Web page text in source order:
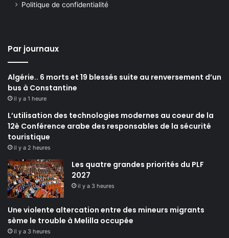
Politique de confidentialité
Par journaux
Algérie.. 6 morts et 19 blessés suite au renversement d’un
bus à Constantine
il y a 1 heure
L’utilisation des technologies modernes au coeur de la
12è Conférence arabe des responsables de la sécurité
touristique
il y a 2 heures
Les quatre grandes priorités du PLF
2027
il y a 3 heures
Une violente altercation entre des mineurs migrants
sème le trouble à Melilla occupée
il y a 3 heures